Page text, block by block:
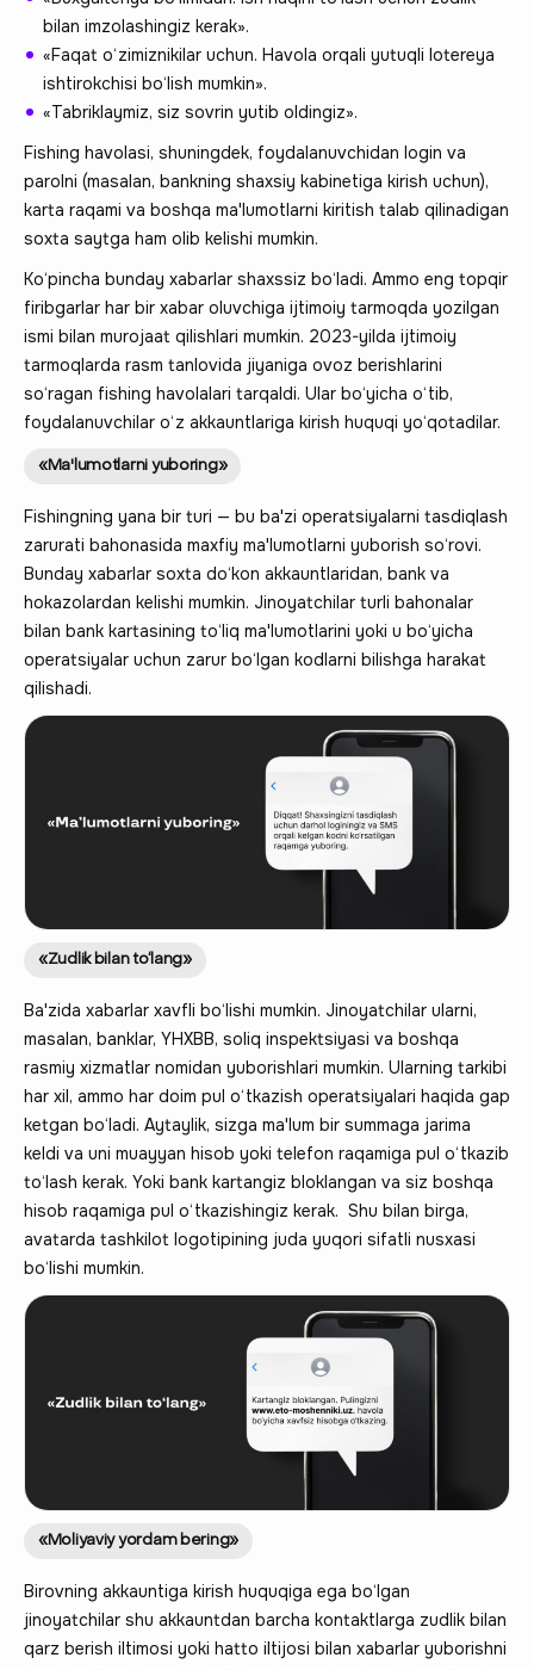
bilan imzolashingiz kerak».
«Faqat o‘zimiznikilar uchun. Havola orqali yutuqli lotereya
ishtirokchisi bo‘lish mumkin».
«Tabriklaymiz, siz sovrin yutib oldingiz».
Fishing havolasi, shuningdek, foydalanuvchidan login va
parolni (masalan, bankning shaxsiy kabinetiga kirish uchun),
karta raqami va boshqa ma'lumotlarni kiritish talab qilinadigan
soxta saytga ham olib kelishi mumkin.
Ko‘pincha bunday xabarlar shaxssiz bo‘ladi. Ammo eng topqir
firibgarlar har bir xabar oluvchiga ijtimoiy tarmoqda yozilgan
ismi bilan murojaat qilishlari mumkin. 2023-yilda ijtimoiy
tarmoqlarda rasm tanlovida jiyaniga ovoz berishlarini
so‘ragan fishing havolalari tarqaldi. Ular bo‘yicha o‘tib,
foydalanuvchilar o‘z akkauntlariga kirish huquqi yo‘qotadilar.
«Ma'lumotlarni yuboring»
Fishingning yana bir turi — bu ba'zi operatsiyalarni tasdiqlash
zarurati bahonasida maxfiy ma'lumotlarni yuborish so‘rovi.
Bunday xabarlar soxta do‘kon akkauntlaridan, bank va
hokazolardan kelishi mumkin. Jinoyatchilar turli bahonalar
bilan bank kartasining to‘liq ma'lumotlarini yoki u bo‘yicha
operatsiyalar uchun zarur bo‘lgan kodlarni bilishga harakat
qilishadi.
«Zudlik bilan to‘lang»
Ba'zida xabarlar xavfli bo‘lishi mumkin. Jinoyatchilar ularni,
masalan, banklar, YHXBB, soliq inspektsiyasi va boshqa
rasmiy xizmatlar nomidan yuborishlari mumkin. Ularning tarkibi
har xil, ammo har doim pul o‘tkazish operatsiyalari haqida gap
ketgan bo‘ladi. Aytaylik, sizga ma'lum bir summaga jarima
keldi va uni muayyan hisob yoki telefon raqamiga pul o‘tkazib
to‘lash kerak. Yoki bank kartangiz bloklangan va siz boshqa
hisob raqamiga pul o‘tkazishingiz kerak. Shu bilan birga,
avatarda tashkilot logotipining juda yuqori sifatli nusxasi
bo‘lishi mumkin.
«Moliyaviy yordam bering»
Birovning akkauntiga kirish huquqiga ega bo‘lgan
jinoyatchilar shu akkauntdan barcha kontaktlarga zudlik bilan
qarz berish iltimosi yoki hatto iltijosi bilan xabarlar yuborishni